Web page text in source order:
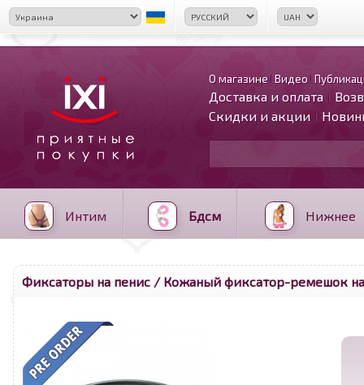
О магазине Видео
Доставка и оплата
Скидки и акции
Интим Бдсм Нижнее
Фиксаторы на пенис / Кожаный фиксатор-ремешок